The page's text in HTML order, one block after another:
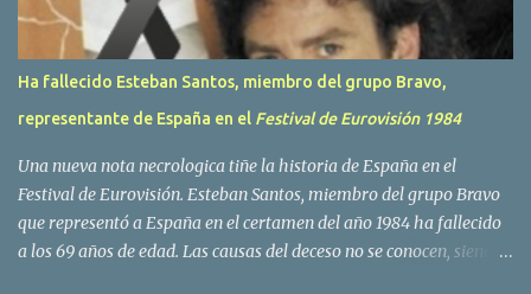
Ha fallecido Esteban Santos, miembro del grupo Bravo,
representante de España en el Festival de Eurovisión 1984
Una nueva nota necrologica tiñe la historia de España en el
Festival de Eurovisión. Esteban Santos, miembro del grupo Bravo
que representó a España en el certamen del año 1984 ha fallecido
a los 69 años de edad. Las causas del deceso no se conocen, siendo